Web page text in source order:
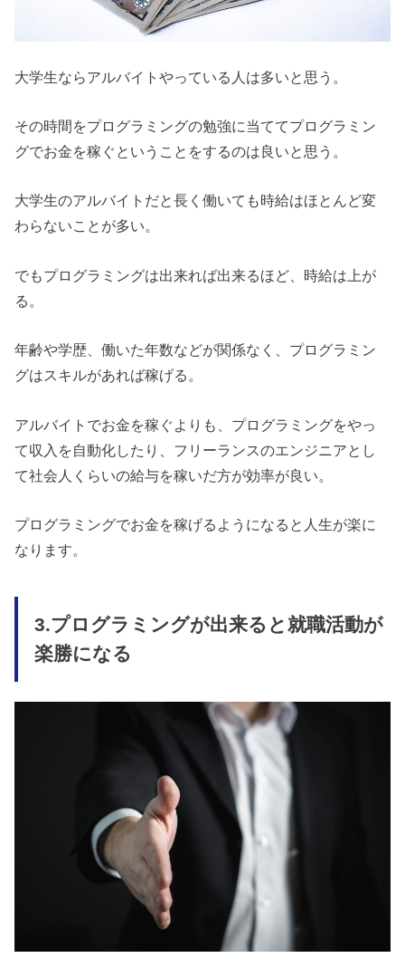
大学生ならアルバイトやっている人は多いと思う。
その時間をプログラミングの勉強に当ててプログラミン
グでお金を稼ぐということをするのは良いと思う。
大学生のアルバイトだと長く働いても時給はほとんど変
わらないことが多い。
でもプログラミングは出来れば出来るほど、時給は上が
る。
年齢や学歴、働いた年数などが関係なく、プログラミン
グはスキルがあれば稼げる。
アルバイトでお金を稼ぐよりも、プログラミングをやっ
て収入を自動化したり、フリーランスのエンジニアとし
て社会人くらいの給与を稼いだ方が効率が良い。
プログラミングでお金を稼げるようになると人生が楽に
なります。
3.プログラミングが出来ると就職活動が
楽勝になる